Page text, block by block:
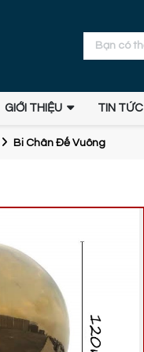
GIỚI THIỆU TIN TỨC
Bi Chân Đế Vuông